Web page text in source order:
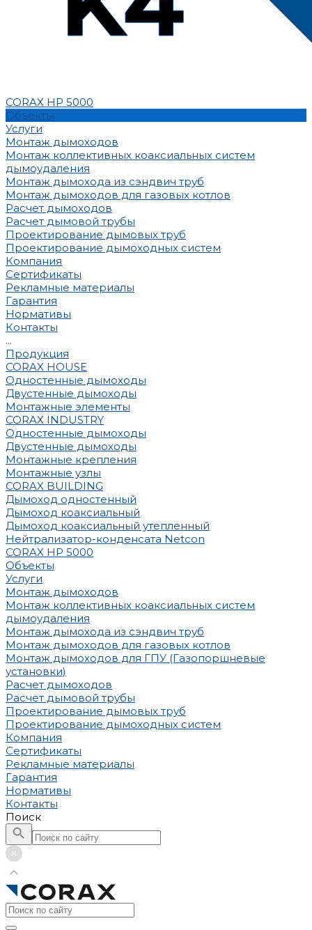
CORAX HP 5000
Объекты
Услуги
Монтаж дымоходов
Монтаж коллективных коаксиальных систем
дымоудаления
Монтаж дымохода из сэндвич труб
Монтаж дымоходов для газовых котлов
Расчет дымоходов
Расчет дымовой трубы
Проектирование дымовых труб
Проектирование дымоходных систем
Компания
Сертификаты
Рекламные материалы
Гарантия
Нормативы
Контакты
...
Продукция
CORAX HOUSE
Одностенные дымоходы
Двустенные дымоходы
Монтажные элементы
CORAX INDUSTRY
Одностенные дымоходы
Двустенные дымоходы
Монтажные крепления
Монтажные узлы
CORAX BUILDING
Дымоход одностенный
Дымоход коаксиальный
Дымоход коаксиальный утепленный
Нейтрализатор-конденсата Netcon
CORAX HP 5000
Объекты
Услуги
Монтаж дымоходов
Монтаж коллективных коаксиальных систем
дымоудаления
Монтаж дымохода из сэндвич труб
Монтаж дымоходов для газовых котлов
Монтаж дымоходов для ГПУ (Газопоршневые
установки)
Расчет дымоходов
Расчет дымовой трубы
Проектирование дымовых труб
Проектирование дымоходных систем
Компания
Сертификаты
Рекламные материалы
Гарантия
Нормативы
Контакты
Поиск